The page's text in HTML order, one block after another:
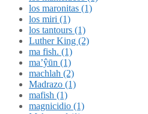
los maronitas (1)
los miri (1)
los tantours (1)
Luther King (2)
ma fish. (1)
ma’ŷūn (1)
machlah (2)
Madrazo (1)
mafish (1)
magnicidio (1)